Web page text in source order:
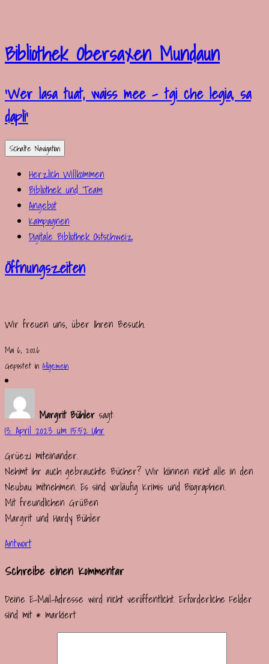
Bibliothek Obersaxen Mundaun
'Wer lasa tuat, waiss mee – tgi che legia, sa
dapli'
Schalte Navigation
Herzlich Willkommen
Bibliothek und Team
Angebot
Kampagnen
Digitale Bibliothek Ostschweiz
Öffnungszeiten
Wir freuen uns, über Ihren Besuch.
Mai 6, 2026
Gepostet in Allgemein
Margrit Bühler sagt:
13. April 2023 um 15:52 Uhr
Grüezi miteinander.
Nehmt ihr auch gebrauchte Bücher? Wir können nicht alle in den
Neubau mitnehmen. Es sind vorläufig Krimis und Biographien.
Mit freundlichen Grüßen
Margrit und Hardy Bühler
Antwort
Schreibe einen Kommentar
Deine E-Mail-Adresse wird nicht veröffentlicht. Erforderliche Felder
sind mit * markiert